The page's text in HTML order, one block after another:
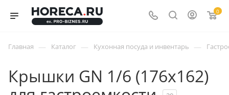
0
Главная — Каталог — Кухонная посуда и инвентарь —
Крышки GN 1/6 (176х162)